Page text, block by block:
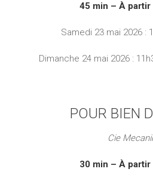
45 min – À partir
Samedi 23 mai 2026 :
Dimanche 24 mai 2026 :
POUR BIEN
Cie
30 min – À partir